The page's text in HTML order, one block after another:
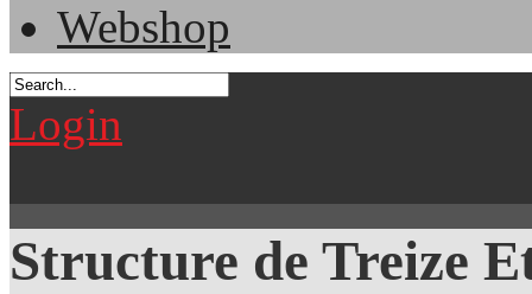
Webshop
Login
Structure de Treize